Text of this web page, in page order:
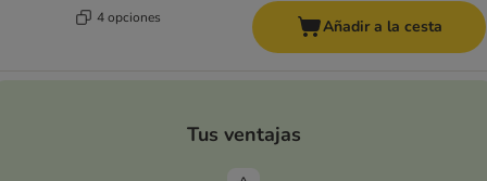
4 opciones Añadir a la cesta
Tus ventajas